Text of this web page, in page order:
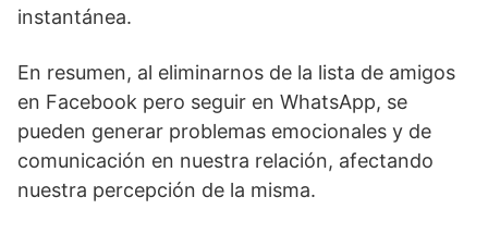
instantánea.
En resumen, al eliminarnos de la lista de amigos
en Facebook pero seguir en WhatsApp, se
pueden generar problemas emocionales y de
comunicación en nuestra relación, afectando
nuestra percepción de la misma.